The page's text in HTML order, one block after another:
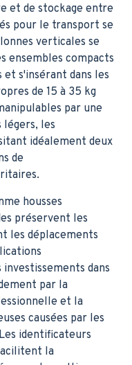
et de stockage entre
pour le transport se
verticales se
ensembles compacts
s'insérant dans les
de 15 à 35 kg
par une
légers, les
idéalement deux
de
housses
préservent les
les déplacements
dans
par la
et la
causées par les
identificateurs
la